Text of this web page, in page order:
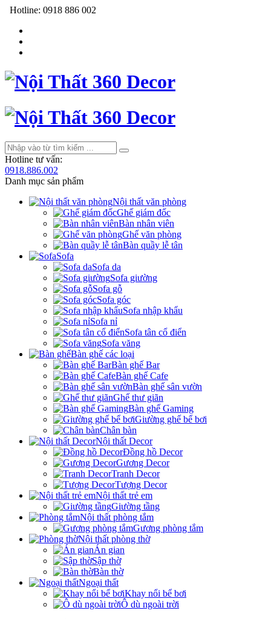
Hotline: 0918 886 002
Hotline tư vấn:
0918.886.002
Danh mục sản phẩm
Nội thất văn phòng
Ghế giám đốc
Bàn nhân viên
Ghế văn phòng
Bàn quầy lễ tân
Sofa
Sofa da
Sofa giường
Sofa gỗ
Sofa góc
Sofa nhập khẩu
Sofa nỉ
Sofa tân cổ điển
Sofa văng
Bàn ghế các loại
Bàn ghế Bar
Bàn ghế Cafe
Bàn ghế sân vườn
Ghế thư giãn
Bàn ghế Gaming
Giường ghế bể bơi
Chân bàn
Nội thất Decor
Đồng hồ Decor
Gương Decor
Tranh Decor
Tượng Decor
Nội thất trẻ em
Giường tầng
Nội thất phòng tắm
Gương phòng tắm
Nội thất phòng thờ
Án gian
Sập thờ
Bàn thờ
Ngoại thất
Khay nổi bể bơi
Ô dù ngoài trời